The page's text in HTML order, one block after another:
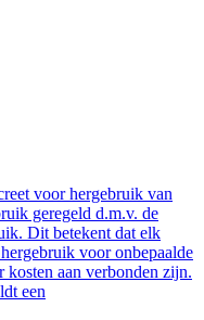
voor hergebruik van
geregeld d.m.v. de
Dit betekent dat elk
voor onbepaalde
kosten aan verbonden zijn.
een